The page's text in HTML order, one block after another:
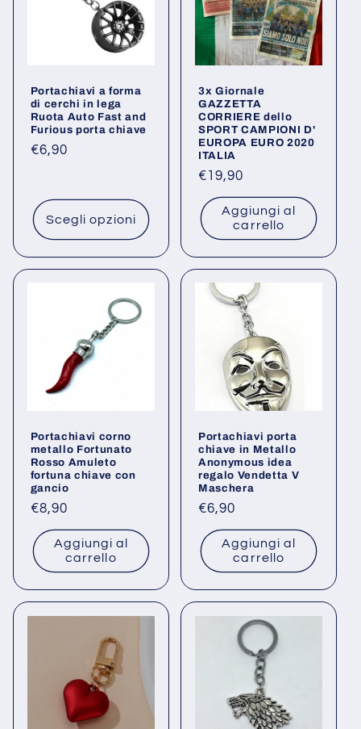
Portachiavi a forma
di cerchi in lega
Ruota Auto Fast and
Furious porta chiave
Prezzo
€6,90
Scegli opzioni
3x Giornale
GAZZETTA
CORRIERE dello
SPORT CAMPIONI D'
EUROPA EURO 2020
ITALIA
Prezzo
listino
€19,90
Aggiungi al
carrello
Portachiavi corno
metallo Fortunato
Rosso Amuleto
fortuna chiave con
gancio
Prezzo
listino
€8,90
Aggiungi al
carrello
Portachiavi porta
chiave in Metallo
Anonymous idea
regalo Vendetta V
Maschera
Prezzo
listino
€6,90
Aggiungi al
carrello